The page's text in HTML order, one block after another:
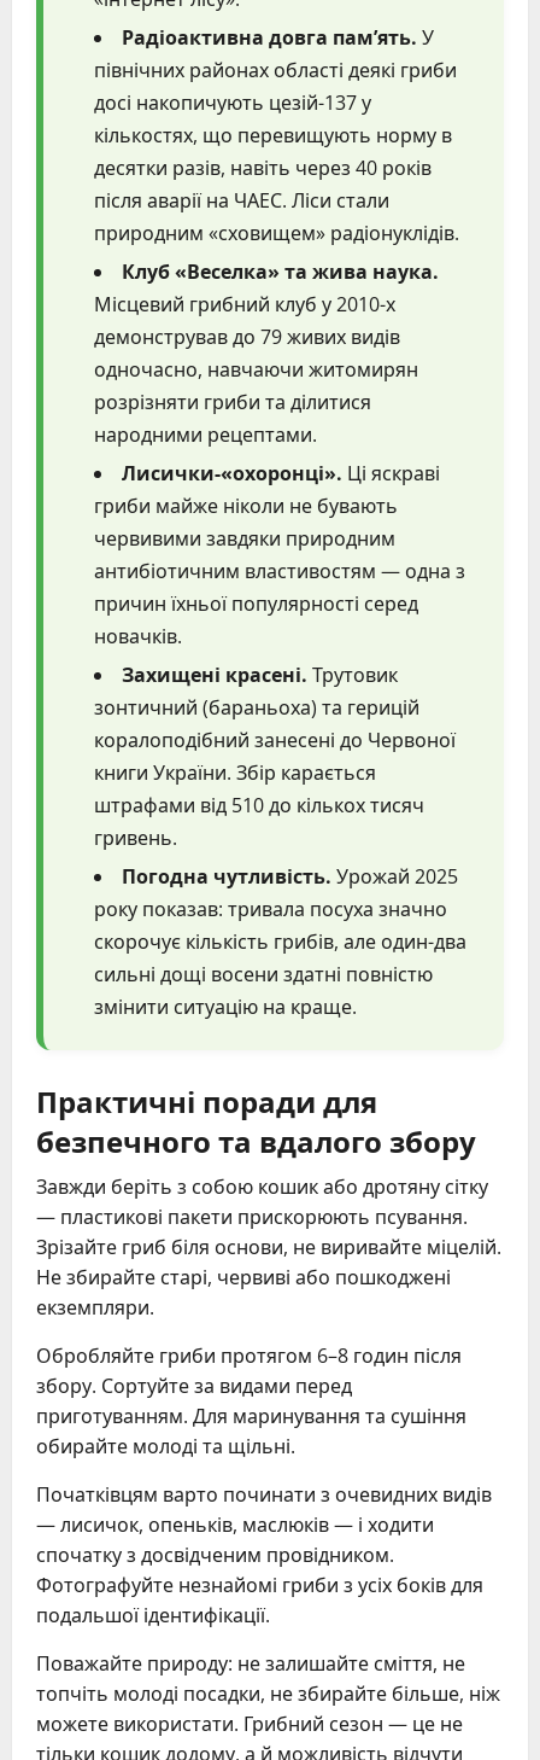
Радіоактивна довга пам’ять. У
північних районах області деякі гриби
досі накопичують цезій-137 у
кількостях, що перевищують норму в
десятки разів, навіть через 40 років
після аварії на ЧАЕС. Ліси стали
природним «сховищем» радіонуклідів.
Клуб «Веселка» та жива наука.
Місцевий грибний клуб у 2010-х
демонстрував до 79 живих видів
одночасно, навчаючи житомирян
розрізняти гриби та ділитися
народними рецептами.
Лисички-«охоронці». Ці яскраві
гриби майже ніколи не бувають
червивими завдяки природним
антибіотичним властивостям — одна з
причин їхньої популярності серед
новачків.
Захищені красені. Трутовик
зонтичний (бараньоха) та герицій
коралоподібний занесені до Червоної
книги України. Збір карається
штрафами від 510 до кількох тисяч
гривень.
Погодна чутливість. Урожай 2025
року показав: тривала посуха значно
скорочує кількість грибів, але один-два
сильні дощі восени здатні повністю
змінити ситуацію на краще.
Практичні поради для
безпечного та вдалого збору
Завжди беріть з собою кошик або дротяну сітку
— пластикові пакети прискорюють псування.
Зрізайте гриб біля основи, не виривайте міцелій.
Не збирайте старі, червиві або пошкоджені
екземпляри.
Обробляйте гриби протягом 6–8 годин після
збору. Сортуйте за видами перед
приготуванням. Для маринування та сушіння
обирайте молоді та щільні.
Початківцям варто починати з очевидних видів
— лисичок, опеньків, маслюків — і ходити
спочатку з досвідченим провідником.
Фотографуйте незнайомі гриби з усіх боків для
подальшої ідентифікації.
Поважайте природу: не залишайте сміття, не
топчіть молоді посадки, не збирайте більше, ніж
можете використати. Грибний сезон — це не
тільки кошик додому, а й можливість відчути